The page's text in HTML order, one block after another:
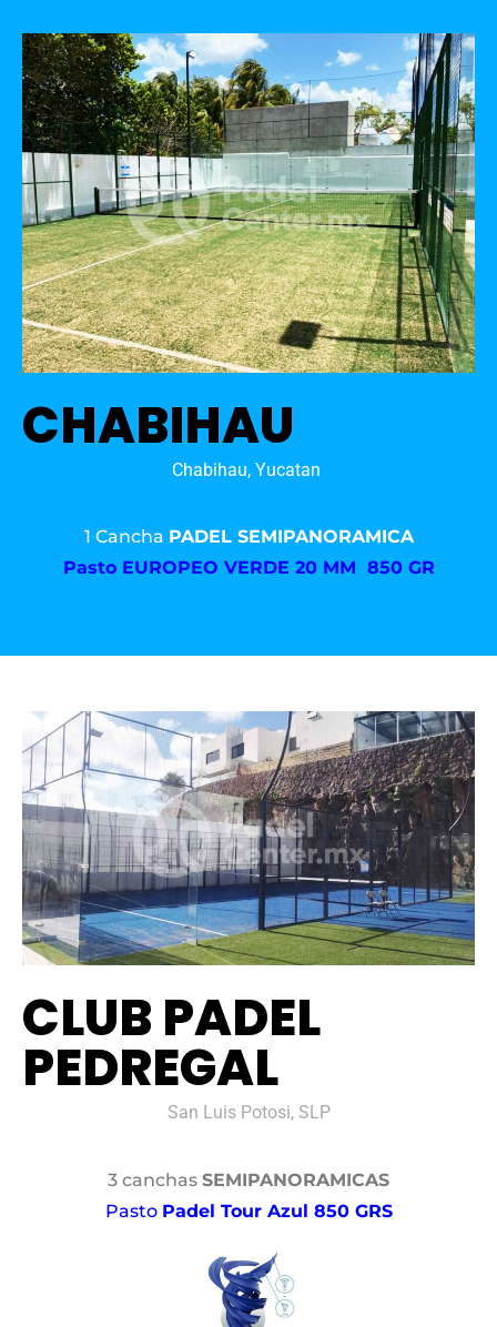
CHABIHAU
Chabihau, Yucatan
1 Cancha PADEL SEMIPANORAMICA
Pasto EUROPEO VERDE 20 MM 850 GR
CLUB PADEL
PEDREGAL
San Luis Potosi, SLP
3 canchas SEMIPANORAMICAS
Pasto Padel Tour Azul 850 GRS